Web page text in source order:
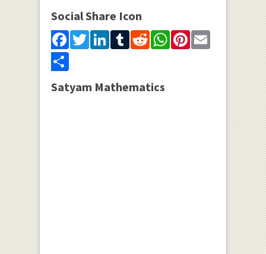
Social Share Icon
Facebook
Twitter
LinkedIn
Tumblr
Reddit
WhatsApp
Pinterest
Email
Share
Satyam Mathematics